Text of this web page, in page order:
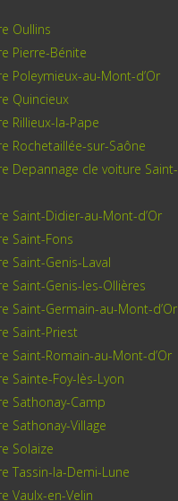
Oullins
Pierre-Bénite
Poleymieux-au-Mont-d’Or
Quincieux
Rillieux-la-Pape
Rochetaillée-sur-Saône
Depannage cle voiture Saint-
Saint-Didier-au-Mont-d’Or
Saint-Fons
Saint-Genis-Laval
Saint-Genis-les-Ollières
Saint-Germain-au-Mont-d’Or
Saint-Priest
Saint-Romain-au-Mont-d’Or
Sainte-Foy-lès-Lyon
Sathonay-Camp
Sathonay-Village
Solaize
Tassin-la-Demi-Lune
Vaulx-en-Velin